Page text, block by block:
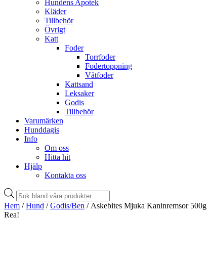
Hundens Apotek
Kläder
Tillbehör
Övrigt
Katt
Foder
Torrfoder
Fodertoppning
Våtfoder
Kattsand
Leksaker
Godis
Tillbehör
Varumärken
Hunddagis
Info
Om oss
Hitta hit
Hjälp
Kontakta oss
Products
search
Hem /Hund /Godis/Ben / Askebites Mjuka Kaninremsor 500g
Rea!